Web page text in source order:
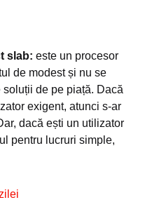
slab: este un procesor
de modest și nu se
de pe piață. Dacă
exigent, atunci s-ar
dacă ești un utilizator
pentru lucruri simple,